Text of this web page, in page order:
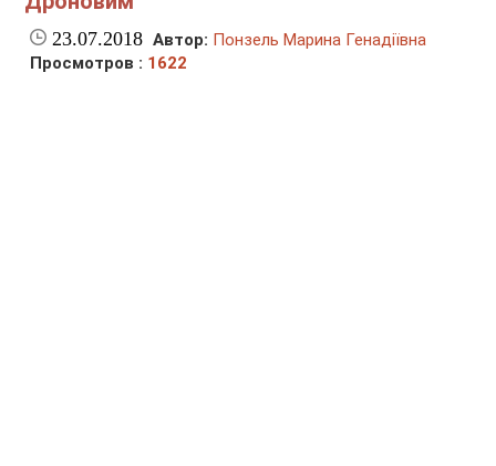
23.07.2018 Автор: Понзель Марина Генадіївна
Просмотров : 1622